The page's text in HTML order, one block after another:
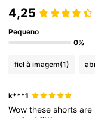
4,75
4,25
Pequeno
0%
fiel à imagem(1)
k***1
Wowtheseshortsare